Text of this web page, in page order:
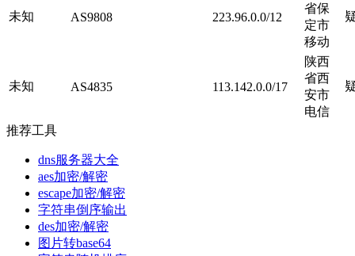
未知 AS9808 223.96.0.0/12
省保
定市
移动
未知 AS4835 113.142.0.0/17
陕西
省西
安市
电信
推荐工具
dns服务器大全
aes加密/解密
escape加密/解密
字符串倒序输出
des加密/解密
图片转base64